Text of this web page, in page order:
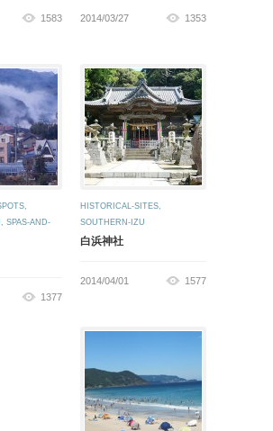
1583 2014/03/27 1353
,
, SPAS-AND-
1377
HISTORICAL-SITES,
SOUTHERN-IZU
白浜神社
2014/04/01 1577